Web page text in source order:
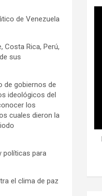
de Venezuela
Costa Rica, Perú,
sus
de gobiernos de
ideológicos del
los
cuales dieron la
políticas para
el clima de paz